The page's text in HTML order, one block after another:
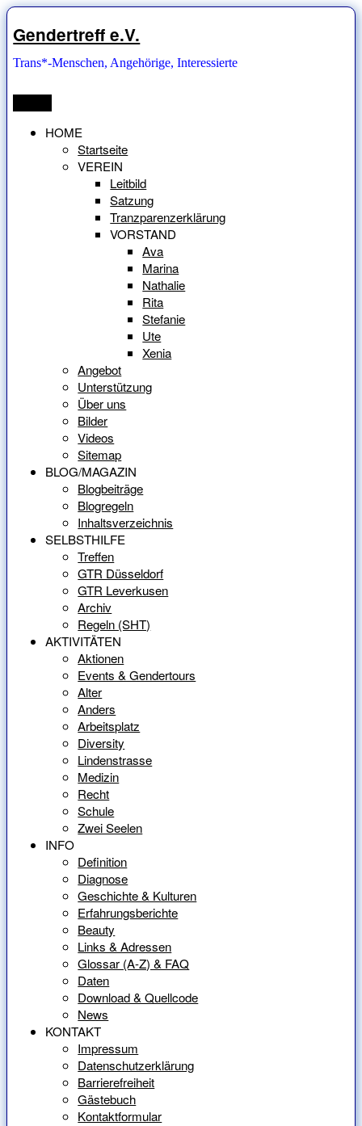
Zum
Inhalt
springen
Gendertreff e.V.
Trans*-Menschen, Angehörige, Interessierte
HOME
Startseite
VEREIN
Leitbild
Satzung
Tranzparenzerklärung
VORSTAND
Ava
Marina
Nathalie
Rita
Stefanie
Ute
Xenia
Angebot
Unterstützung
Über uns
Bilder
Videos
Sitemap
BLOG/MAGAZIN
Blogbeiträge
Blogregeln
Inhaltsverzeichnis
SELBSTHILFE
Treffen
GTR Düsseldorf
GTR Leverkusen
Archiv
Regeln (SHT)
AKTIVITÄTEN
Aktionen
Events & Gendertours
Alter
Anders
Arbeitsplatz
Diversity
Lindenstrasse
Medizin
Recht
Schule
Zwei Seelen
INFO
Definition
Diagnose
Geschichte & Kulturen
Erfahrungsberichte
Beauty
Links & Adressen
Glossar (A-Z) & FAQ
Daten
Download & Quellcode
News
KONTAKT
Impressum
Datenschutzerklärung
Barrierefreiheit
Gästebuch
Kontaktformular